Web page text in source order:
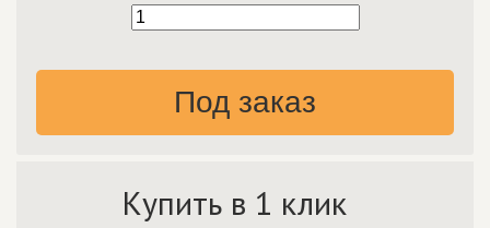
Под заказ
Купить в 1 клик